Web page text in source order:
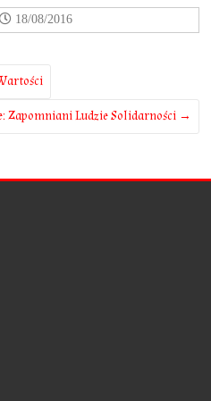
18/08/2016
Zapomniani Ludzie Solidarności →